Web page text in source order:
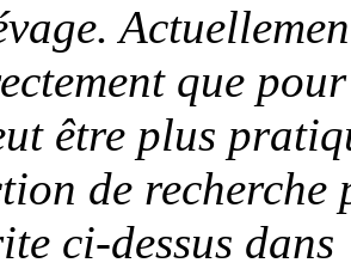
.
que
être plus
de recherche
ci-dessus